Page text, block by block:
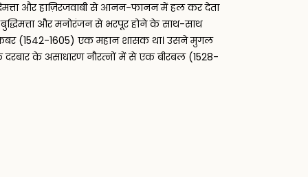
और हाज़िरजवाबी से आनन-फानन में हल कर देता
बुद्धिमत्ता और मनोरंजन से भरपूर होने के साथ-साथ
(1542-1605) एक महान शासक था। उसने मुगल
के असाधारण नौरत्नों में से एक बीरबल (1528-